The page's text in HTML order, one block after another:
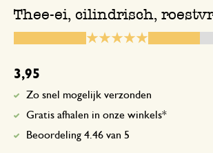
Thee-ei, cilindrisch,
3,95
Zo snel mogelijk verzonden
Gratis afhalen in onze winkels*
Beoordeling 4.46 van 5
Sluit goed af